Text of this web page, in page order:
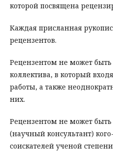
которой посвящена
Каждая присланная
рецензентов.
Рецензентом не может
коллектива, в который
работы, а также
них.
Рецензентом не может
(научный консультант)
соискателей ученой